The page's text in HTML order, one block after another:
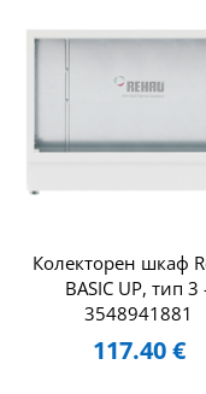
Колекторен шкаф
BASIC UP, тип 3
3548941881
117.40€